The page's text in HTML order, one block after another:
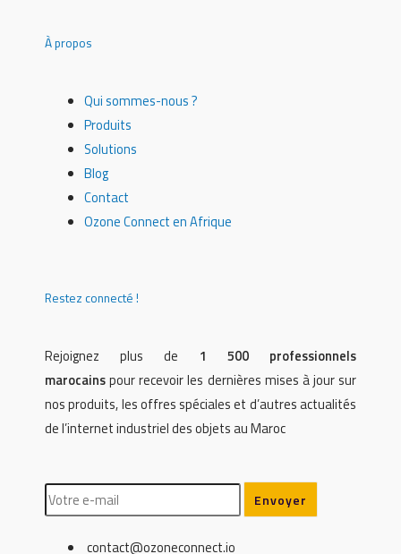
À propos
Qui sommes-nous ?
Produits
Solutions
Blog
Contact
Ozone Connect en Afrique
Restez connecté !
Rejoignez plus de 1 500 professionnels
marocainspour recevoir les dernières mises à jour sur
nos produits, les offres spéciales et d’autres actualités
de l’internet industriel des objets au Maroc
contact@ozoneconnect.io